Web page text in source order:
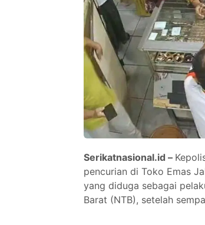
Serikatnasional.id –
pencurian di Toko Emas
yang diduga sebagai
Barat (NTB), setelah